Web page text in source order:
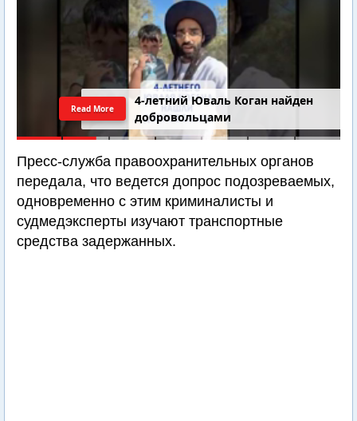
4-летний Юваль Коган найден
добровольцами
Read More
Пресс-служба правоохранительных органов
передала, что ведется допрос подозреваемых,
одновременно с этим криминалисты и
судмедэксперты изучают транспортные
средства задержанных.